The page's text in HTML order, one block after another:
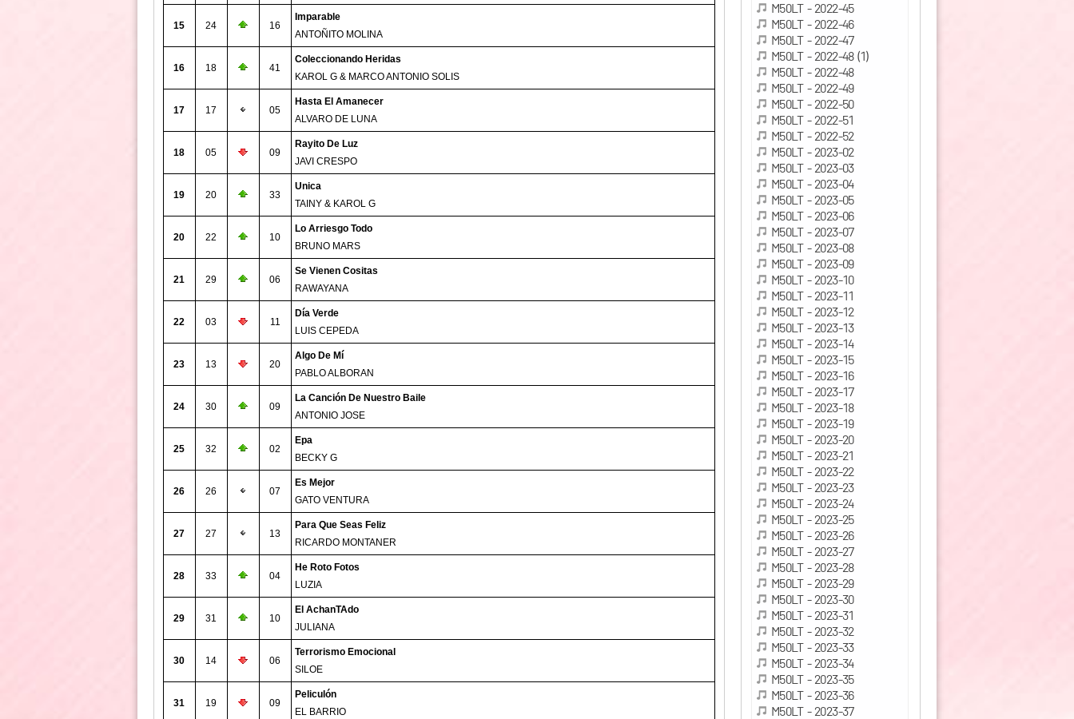
15 24 16
Imparable
ANTOÑITO MOLINA
16 18 41
Coleccionando Heridas
KAROL G & MARCO ANTONIO SOLIS
17 17 05
Hasta El Amanecer
ALVARO DE LUNA
18 05 09
Rayito De Luz
JAVI CRESPO
19 20 33
Unica
TAINY & KAROL G
20 22 10
Lo Arriesgo Todo
BRUNO MARS
21 29 06
Se Vienen Cositas
RAWAYANA
22 03 11
Día Verde
LUIS CEPEDA
23 13 20
Algo De Mí
PABLO ALBORAN
24 30 09
La Canción De Nuestro Baile
ANTONIO JOSE
25 32 02
Epa
BECKY G
26 26 07
Es Mejor
GATO VENTURA
27 27 13
Para Que Seas Feliz
RICARDO MONTANER
28 33 04
He Roto Fotos
LUZIA
29 31 10
El AchanTAdo
JULIANA
30 14 06
Terrorismo Emocional
SILOE
31 19 09
Peliculón
EL BARRIO